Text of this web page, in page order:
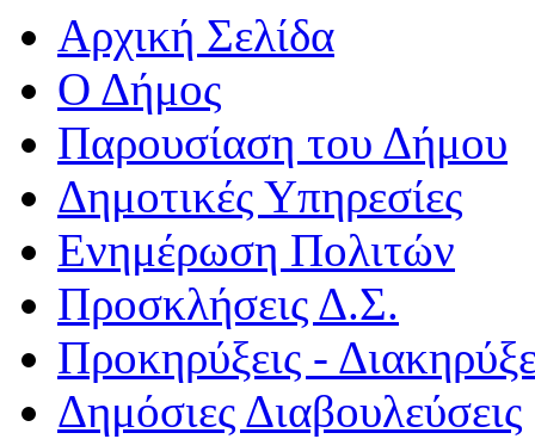
Αρχική Σελίδα
Ο Δήμος
Παρουσίαση του Δήμου
Δημοτικές Υπηρεσίες
Ενημέρωση Πολιτών
Προσκλήσεις Δ.Σ.
Προκηρύξεις -
Δημόσιες Διαβουλεύσεις